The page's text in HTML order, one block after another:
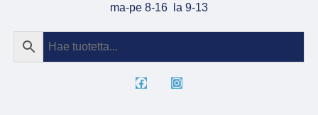
ma-pe 8-16 la 9-13